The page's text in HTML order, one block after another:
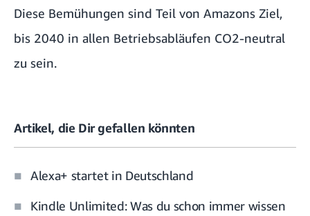
Diese Bemühungen sind Teil von Amazons Ziel,
bis 2040 in allen Betriebsabläufen CO2-neutral
zu sein.
Artikel, die Dir gefallen könnten
Alexa+ startet in Deutschland
Kindle Unlimited: Was du schon immer wissen